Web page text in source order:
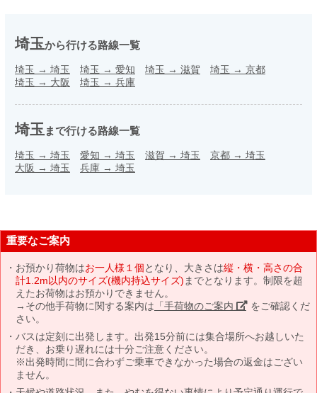
埼玉から行ける路線一覧
埼玉 → 埼玉 埼玉 → 愛知 埼玉 → 滋賀 埼玉 → 京都
埼玉 → 大阪 埼玉 → 兵庫
埼玉 まで行ける路線一覧
埼玉 → 埼玉 愛知 → 埼玉 滋賀 → 埼玉 京都 → 埼玉
大阪 → 埼玉 兵庫 → 埼玉
重要なご案内
お預かり荷物はお一人様１個となり、大きさは縦・横・高さの合
計1.2m以内のサイズ(機内持込サイズ) までとなります。制限を超
えたお荷物はお預かりできません。
→その他手荷物に関する案内は 「手荷物のご案内」 をご確認くだ
さい。
バスは定刻に出発します。出発15分前には集合場所へお越しいた
だき、お乗り遅れには十分ご注意ください。
※出発時間に間に合わずご乗車できなかった場合の返金はござい
ません。